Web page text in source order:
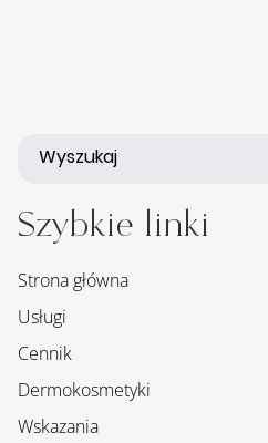
Szybkie linki
Strona główna
Usługi
Cennik
Dermokosmetyki
Wskazania